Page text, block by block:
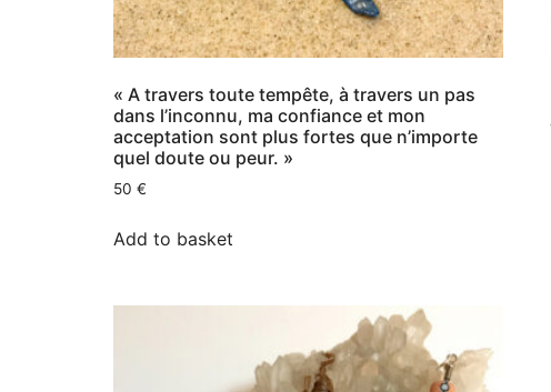
« A travers toute tempête, à travers un pas
dans l’inconnu, ma confiance et mon
acceptation sont plus fortes que n’importe
quel doute ou peur. »
50 €
Add to basket